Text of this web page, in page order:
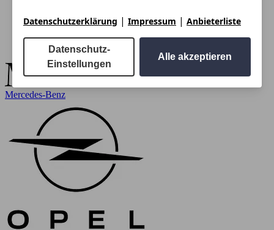
Mercedes-Benz
Datenschutzerklärung | Impressum | Anbieterliste
Datenschutz-
Einstellungen
Alle akzeptieren